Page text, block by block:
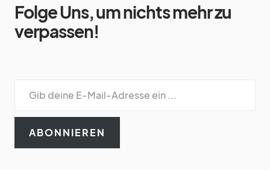
Folge Uns, um nichts mehr zu
verpassen!
ABONNIEREN